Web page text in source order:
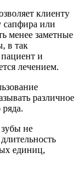
клиенту
сапфира или
менее заметные
в так
и
лечением.
различное
не
единиц,